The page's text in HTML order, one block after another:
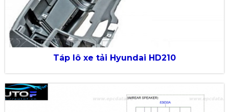
Táp lô xe tải Hyundai HD210